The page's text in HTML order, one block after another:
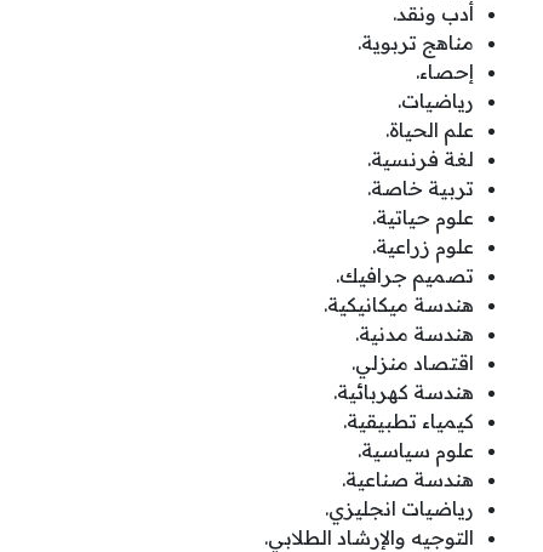
أدب ونقد.
مناهج تربوية.
إحصاء.
رياضيات.
علم الحياة.
لغة فرنسية.
تربية خاصة.
علوم حياتية.
علوم زراعية.
تصميم جرافيك.
هندسة ميكانيكية.
هندسة مدنية.
اقتصاد منزلي.
هندسة كهربائية.
كيمياء تطبيقية.
علوم سياسية.
هندسة صناعية.
رياضيات انجليزي.
التوجيه والإرشاد الطلابي.